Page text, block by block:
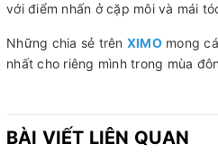
với điểm nhấn ở cặp môi và mái
Những chia sẻ trên XIMOmong
nhất cho riêng mình trong mùa
BÀI VIẾT LIÊN QUAN